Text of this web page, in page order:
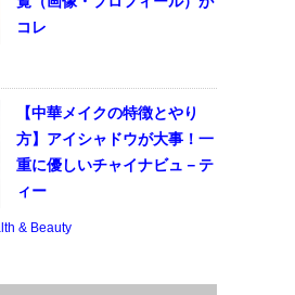
コレ
【中華メイクの特徴とやり
方】アイシャドウが大事！一
重に優しいチャイナビュ－テ
ィー
& Beauty